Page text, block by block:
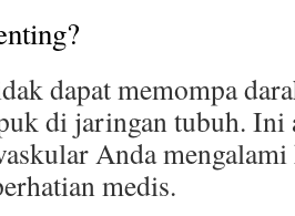
dapat memompa
di jaringan tubuh. Ini
Anda
medis.